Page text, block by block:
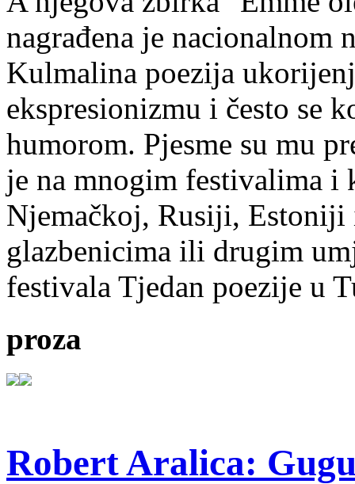
nagrađena je nacionalnom
Kulmalina poezija
ekspresionizmu i često se
humorom. Pjesme su mu
je na mnogim festivalima i
Njemačkoj, Rusiji, Estoniji
glazbenicima ili drugim
festivala Tjedan poezije u
proza
Robert Aralica: